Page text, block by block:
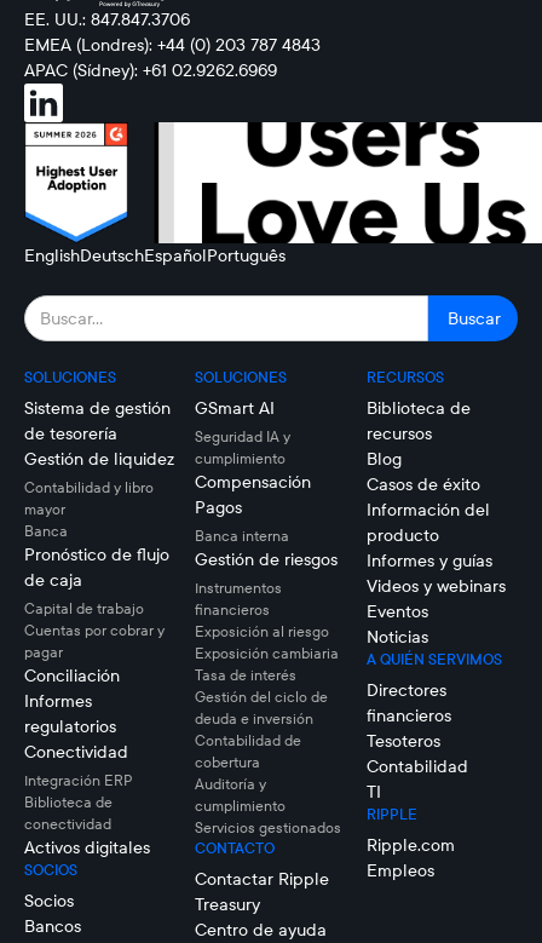
EE. UU.: 847.847.3706
EMEA (Londres): +44 (0) 203 787 4843
APAC (Sídney): +61 02.9262.6969
EnglishDeutschEspañolPortuguês
SOLUCIONES
Sistema de gestión
de tesorería
Gestión de liquidez
Contabilidad y libro
mayor
Banca
Pronóstico de flujo
de caja
Capital de trabajo
Cuentas por cobrar y
pagar
Conciliación
Informes
regulatorios
Conectividad
Integración ERP
Biblioteca de
conectividad
Activos digitales
SOCIOS
Socios
Bancos
SOLUCIONES
GSmart AI
Seguridad IA y
cumplimiento
Compensación
Pagos
Banca interna
Gestión de riesgos
Instrumentos
financieros
Exposición al riesgo
Exposición cambiaria
Tasa de interés
Gestión del ciclo de
deuda e inversión
Contabilidad de
cobertura
Auditoría y
cumplimiento
Servicios gestionados
CONTACTO
Contactar Ripple
Treasury
Centro de ayuda
RECURSOS
Biblioteca de
recursos
Blog
Casos de éxito
Información del
producto
Informes y guías
Videos y webinars
Eventos
Noticias
A QUIÉN SERVIMOS
Directores
financieros
Tesoteros
Contabilidad
TI
RIPPLE
Ripple.com
Empleos